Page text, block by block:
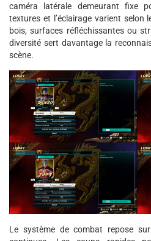
caméra latérale demeurant fixe
textures et l’éclairage varient selon
bois, surfaces réfléchissantes ou
diversité sert davantage la
scène.
Le système de combat repose